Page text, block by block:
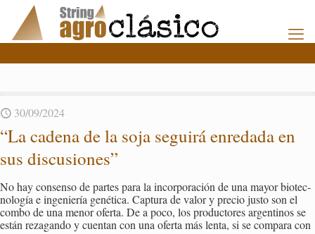
30/09/2024
“La ca­de­na de la soja se­gui­rá en­re­da­da en
sus dis­cu­sio­nes”
No hay con­sen­so de par­tes para la in­cor­po­ra­ción de una mayor bio­tec­
no­lo­gía e in­ge­nie­ría ge­né­ti­ca. Cap­tu­ra de valor y pre­cio justo son el
combo de una menor ofer­ta. De a poco, los pro­duc­to­res ar­gen­ti­nos se
están re­za­gan­do y cuen­tan con una ofer­ta más lenta, si se com­pa­ra con